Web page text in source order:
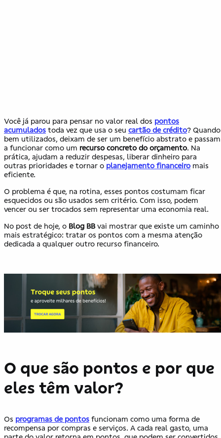
Você já parou para pensar no valor real dos pontos
acumulados toda vez que usa o seu cartão de crédito? Quando
bem utilizados, deixam de ser um benefício abstrato e passam
a funcionar como um recurso concreto do orçamento. Na
prática, ajudam a reduzir despesas, liberar dinheiro para
outras prioridades e tornar o planejamento financeiro mais
eficiente.
O problema é que, na rotina, esses pontos costumam ficar
esquecidos ou são usados sem critério. Com isso, podem
vencer ou ser trocados sem representar uma economia real.
No post de hoje, o Blog BBvai mostrar que existe um caminho
mais estratégico: tratar os pontos com a mesma atenção
dedicada a qualquer outro recurso financeiro.
O que são pontos e por que
eles têm valor?
Os programas de pontos funcionam como uma forma de
recompensa por compras e serviços. A cada real gasto, uma